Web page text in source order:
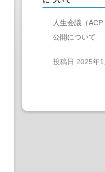
人生会議（
公開について
投稿日 2025年